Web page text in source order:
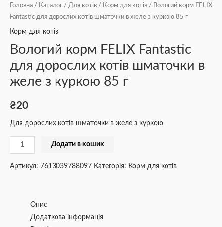
Головна / Каталог / Для котів / Корм для котів / Вологий корм FELIX
Fantastic для дорослих котів шматочки в желе з куркою 85 г
Корм для котів
Вологий корм FELIX Fantastic
для дорослих котів шматочки в
желе з куркою 85 г
₴20
Для дорослих котів шматочки в желе з куркою
з
куркою
85
кількість
Додати в кошик
Артикул: 7613039788097 Категорія: Корм для котів
Опис
Додаткова інформація